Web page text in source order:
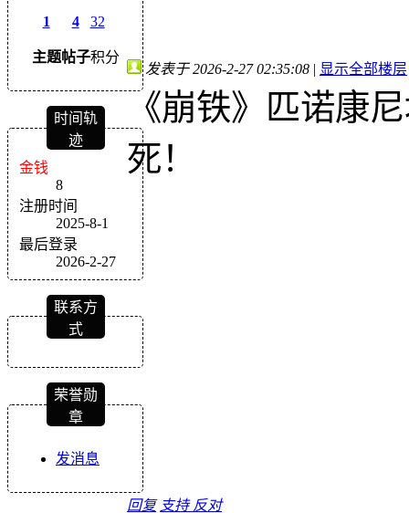
1
主题
4
帖子
32
积分
时间轨
迹
金钱
8
注册时间
2025-8-1
最后登录
2026-2-27
联系方
式
荣誉勋
章
发消息
发表于 2026-2-27 02:35:08 | 显示全部楼层
《崩铁》匹诺康
死！
回复 支持 反对